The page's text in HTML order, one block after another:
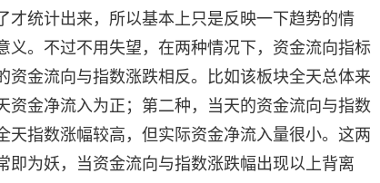
才统计出来，所以基本上只是反映一下趋势的情
义。不过不用失望，在两种情况下，资金流向指标
资金流向与指数涨跌相反。比如该板块全天总体来
资金净流入为正；第二种，当天的资金流向与指数
天指数涨幅较高，但实际资金净流入量很小。这两
即为妖，当资金流向与指数涨跌幅出现以上背离